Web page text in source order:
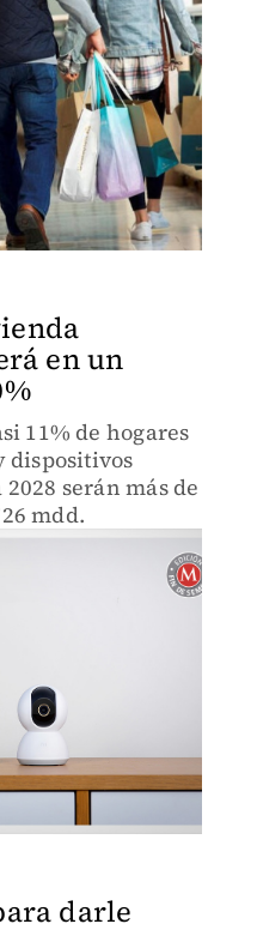
en un
11% de hogares
dispositivos
serán más de
mdd.
darle